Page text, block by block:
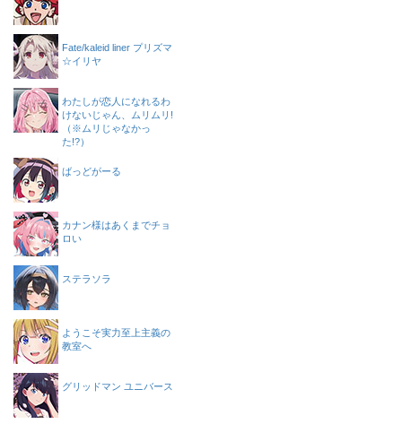
Fate/kaleid liner プリズマ
☆イリヤ
わたしが恋人になれるわ
けないじゃん、ムリムリ!
（※ムリじゃなかっ
た!?）
ばっどがーる
カナン様はあくまでチョ
ロい
ステラソラ
ようこそ実力至上主義の
教室へ
グリッドマン ユニバース